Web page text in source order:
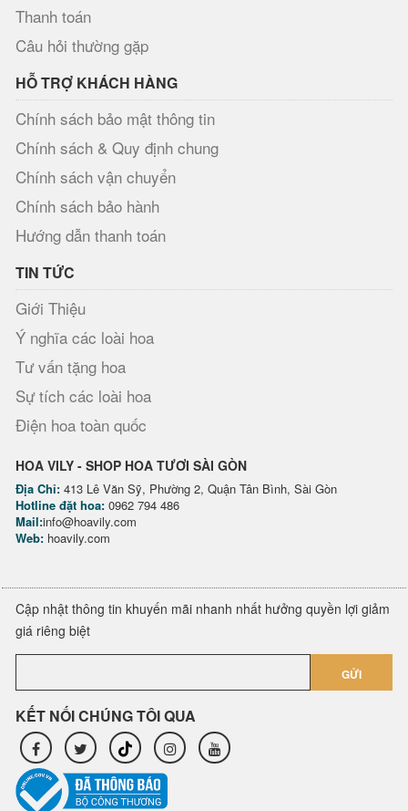
Thanh toán
Câu hỏi thường gặp
HỖ TRỢ KHÁCH HÀNG
Chính sách bảo mật thông tin
Chính sách & Quy định chung
Chính sách vận chuyển
Chính sách bảo hành
Hướng dẫn thanh toán
TIN TỨC
Giới Thiệu
Ý nghĩa các loài hoa
Tư vấn tặng hoa
Sự tích các loài hoa
Điện hoa toàn quốc
HOA VILY - SHOP HOA TƯƠI SÀI GÒN
Địa Chỉ: 413 Lê Văn Sỹ, Phường 2, Quận Tân Bình, Sài Gòn
Hotline đặt hoa: 0962 794 486
Mail:info@hoavily.com
Web: hoavily.com
Cập nhật thông tin khuyến mãi nhanh nhất hưởng quyền lợi giảm
giá riêng biệt
GỬI
KẾT NỐI CHÚNG TÔI QUA